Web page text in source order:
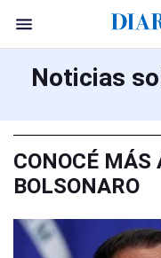
Noticias
CONOCÉ MÁS
BOLSONARO